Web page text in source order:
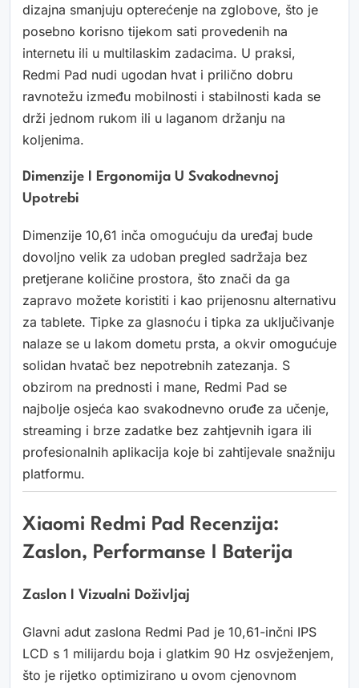
dizajna smanjuju opterećenje na zglobove, što je
posebno korisno tijekom sati provedenih na
internetu ili u multilaskim zadacima. U praksi,
Redmi Pad nudi ugodan hvat i prilično dobru
ravnotežu između mobilnosti i stabilnosti kada se
drži jednom rukom ili u laganom držanju na
koljenima.
Dimenzije I Ergonomija U Svakodnevnoj
Upotrebi
Dimenzije 10,61 inča omogućuju da uređaj bude
dovoljno velik za udoban pregled sadržaja bez
pretjerane količine prostora, što znači da ga
zapravo možete koristiti i kao prijenosnu alternativu
za tablete. Tipke za glasnoću i tipka za uključivanje
nalaze se u lakom dometu prsta, a okvir omogućuje
solidan hvatač bez nepotrebnih zatezanja. S
obzirom na prednosti i mane, Redmi Pad se
najbolje osjeća kao svakodnevno oruđe za učenje,
streaming i brze zadatke bez zahtjevnih igara ili
profesionalnih aplikacija koje bi zahtijevale snažniju
platformu.
Xiaomi Redmi Pad Recenzija:
Zaslon, Performanse I Baterija
Zaslon I Vizualni Doživljaj
Glavni adut zaslona Redmi Pad je 10,61-inčni IPS
LCD s 1 milijardu boja i glatkim 90 Hz osvježenjem,
što je rijetko optimizirano u ovom cjenovnom